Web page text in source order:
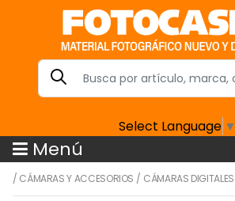
Select Language ▼
Menú
/ CÁMARAS Y ACCESORIOS / CÁMARAS DIGITALES